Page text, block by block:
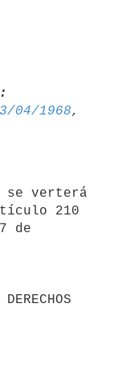
04/1968
se verterá
210
de